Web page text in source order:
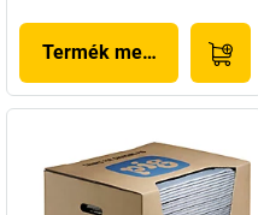
Termék megjelenítése